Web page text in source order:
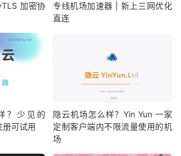
加密协
专线机场加速器 | 新上三网优化
直连
？少见的
册可试用
隐云机场怎么样？Yin Yun 一家
定制客户端内不限流量使用的机
场